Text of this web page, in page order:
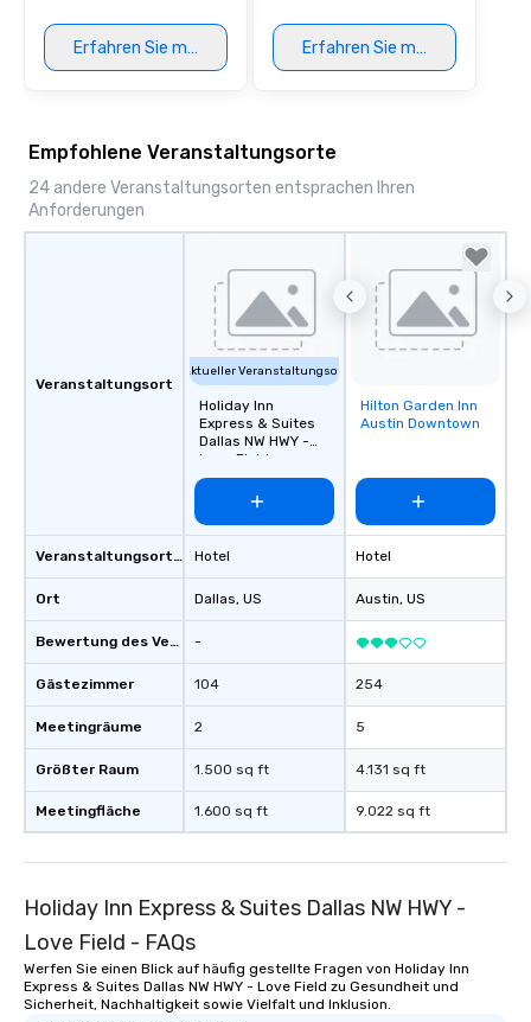
Erfahren Sie mehr Erfahren Sie mehr
Empfohlene Veranstaltungsorte
24 andere Veranstaltungsorten entsprachen Ihren
Anforderungen
Veranstaltungsort
Veranstaltungsortstyp
Ort
Bewertung des Veranstaltungsortes
Gästezimmer
Meetingräume
Größter Raum
Meetingfläche
Aktueller Veranstaltungsort
Holiday Inn
Express & Suites
Dallas NW HWY -
Love Field
Hotel
Dallas, US
-
104
2
1.500 sq ft
1.600 sq ft
Removed from
favorites
Hilton Garden Inn
Austin Downtown
Hotel
Austin, US
254
5
4.131 sq ft
9.022 sq ft
Holiday Inn Express & Suites Dallas NW HWY -
Love Field - FAQs
Werfen Sie einen Blick auf häufig gestellte Fragen von Holiday Inn
Express & Suites Dallas NW HWY - Love Field zu Gesundheit und
Sicherheit, Nachhaltigkeit sowie Vielfalt und Inklusion.